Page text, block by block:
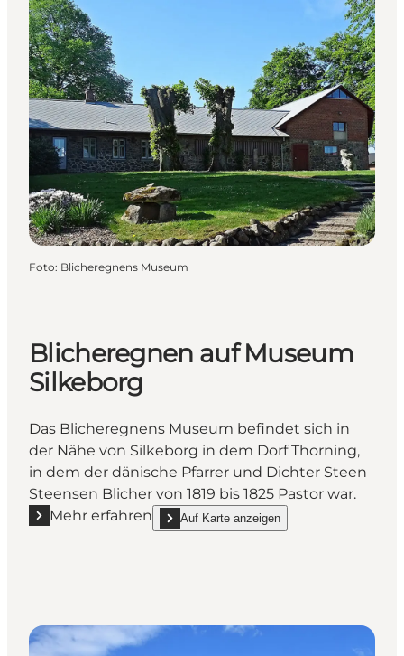
Foto: Blicheregnens Museum
Blicheregnen auf Museum
Silkeborg
Das Blicheregnens Museum befindet sich in
der Nähe von Silkeborg in dem Dorf Thorning,
in dem der dänische Pfarrer und Dichter Steen
Steensen Blicher von 1819 bis 1825 Pastor war.
Mehr erfahren
Mehr erfahren "Blicheregnen auf Museum
Auf Karte anzeigen
show Blicheregnen auf Museum Silkeborg